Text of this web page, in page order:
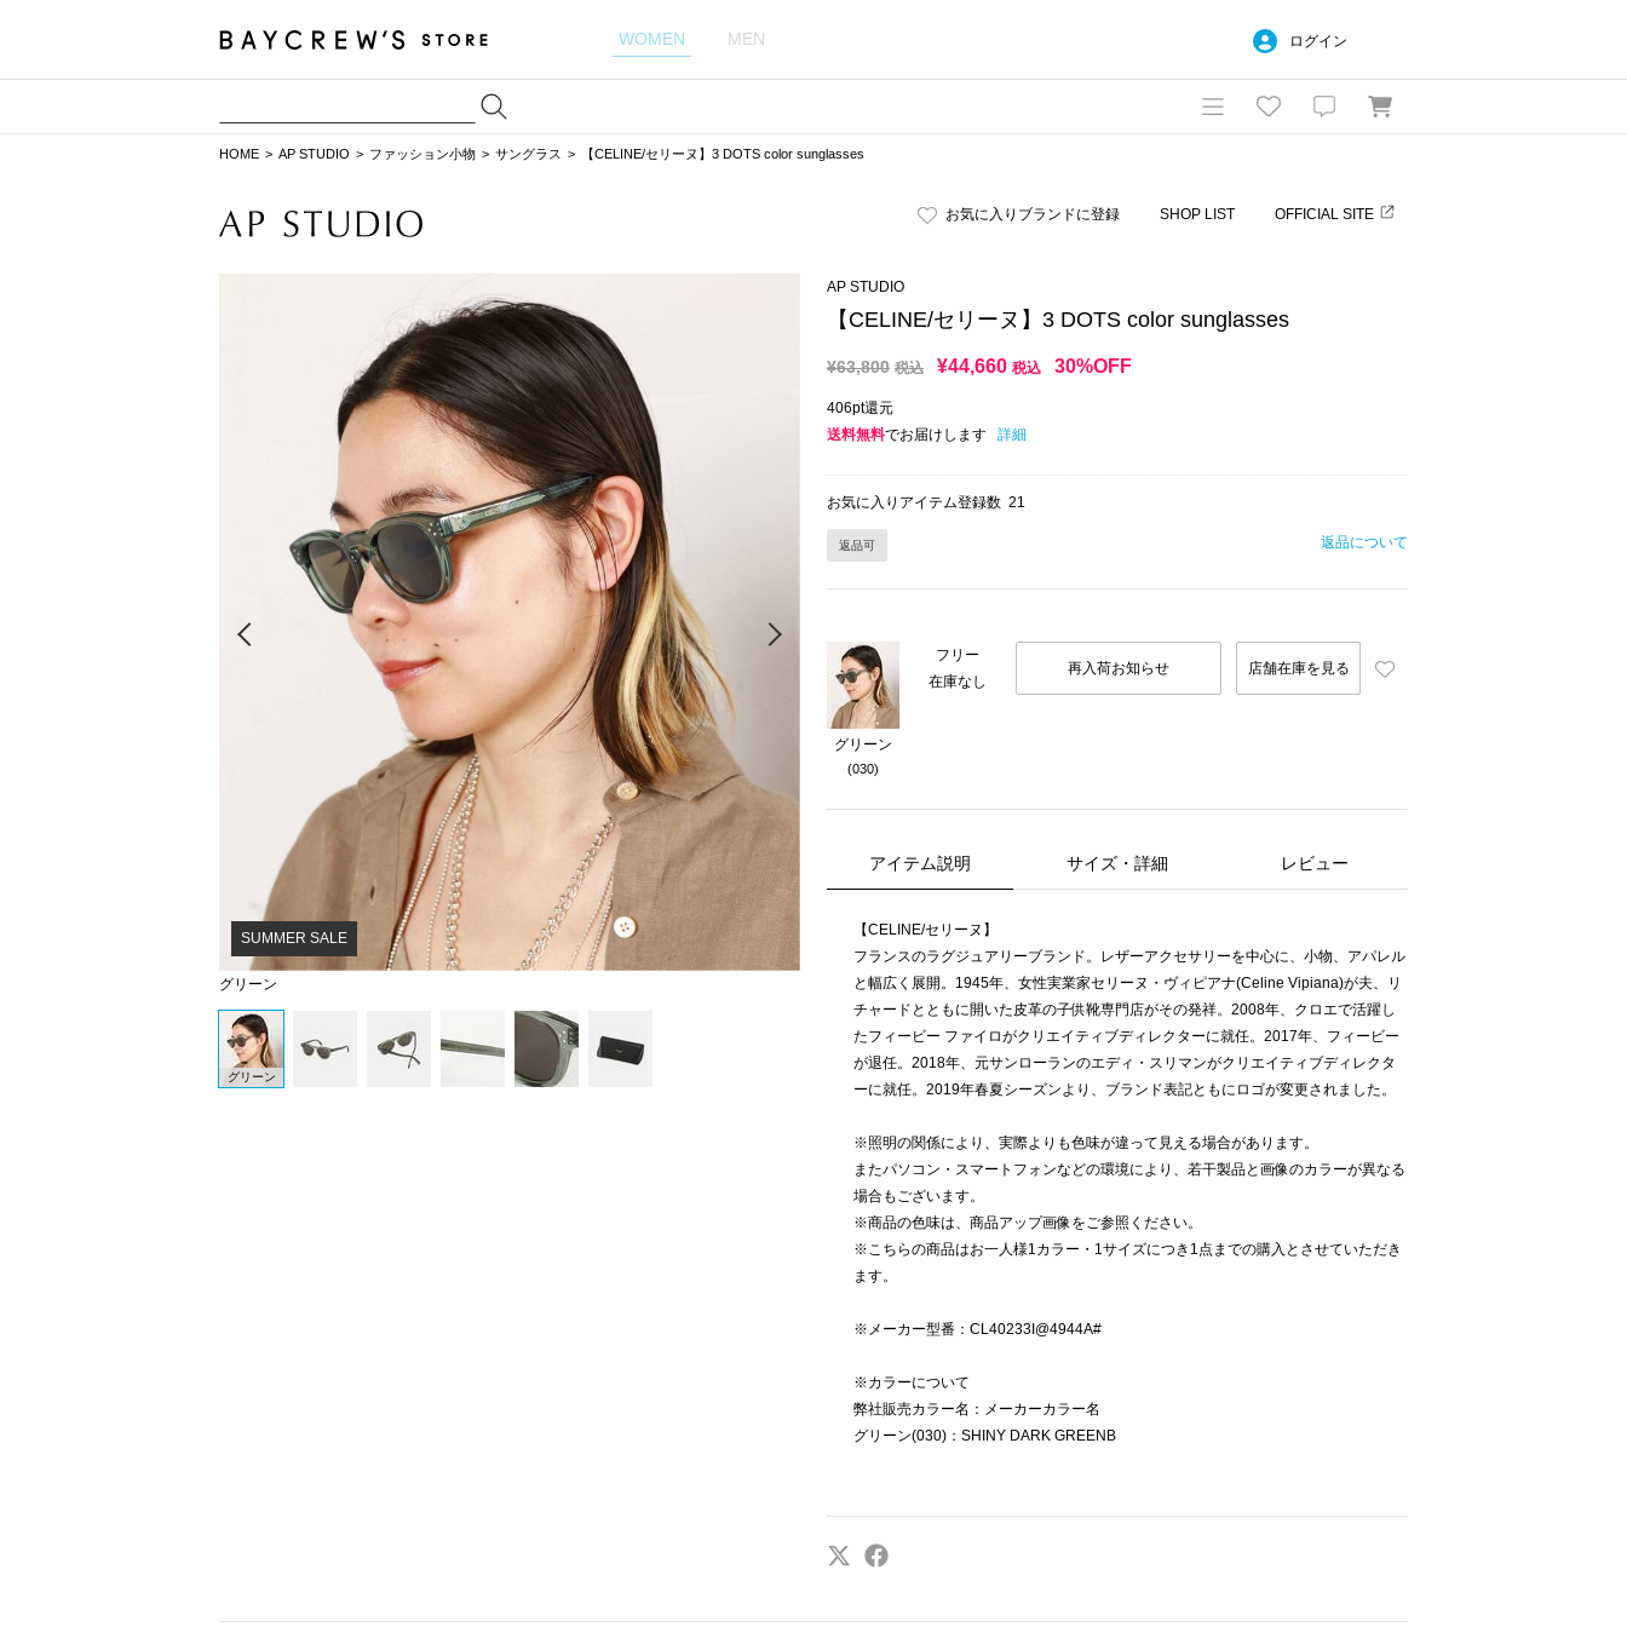
WOMEN MEN ログイン
HOME AP STUDIO ファッション小物 サングラス 【CELINE/セリーヌ】3 DOTS color sunglasses
お気に入りブランドに登録 SHOP LIST OFFICIAL SITE
グリーン
SUMMER SALE
グリーン
AP STUDIO
【CELINE/セリーヌ】3 DOTS color sunglasses
¥63,800 税込 ¥44,660 税込 30%OFF
406pt還元
送料無料でお届けします 詳細
お気に入りアイテム登録数 21
返品可 返品について
グリーン
(030)
フリー
在庫なし
再入荷お知らせ 店舗在庫を見る
アイテム説明 サイズ・詳細 レビュー
【CELINE/セリーヌ】
フランスのラグジュアリーブランド。レザーアクセサリーを中心に、小物、アパレル
と幅広く展開。1945年、女性実業家セリーヌ・ヴィピアナ(Celine Vipiana)が夫、リ
チャードとともに開いた皮革の子供靴専門店がその発祥。2008年、クロエで活躍し
たフィービー ファイロがクリエイティブディレクターに就任。2017年、フィービー
が退任。2018年、元サンローランのエディ・スリマンがクリエイティブディレクタ
ーに就任。2019年春夏シーズンより、ブランド表記ともにロゴが変更されました。
※照明の関係により、実際よりも色味が違って見える場合があります。
またパソコン・スマートフォンなどの環境により、若干製品と画像のカラーが異なる
場合もございます。
※商品の色味は、商品アップ画像をご参照ください。
※こちらの商品はお一人様1カラー・1サイズにつき1点までの購入とさせていただき
ます。
※メーカー型番：CL40233I@4944A#
※カラーについて
弊社販売カラー名：メーカーカラー名
グリーン(030)：SHINY DARK GREENB